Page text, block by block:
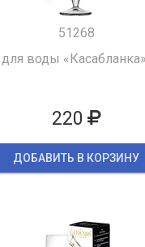
51268
воды
220
ДОБАВИТЬ В КОРЗИНУ